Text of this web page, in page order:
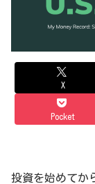
X
Pocket
投資を始めてか